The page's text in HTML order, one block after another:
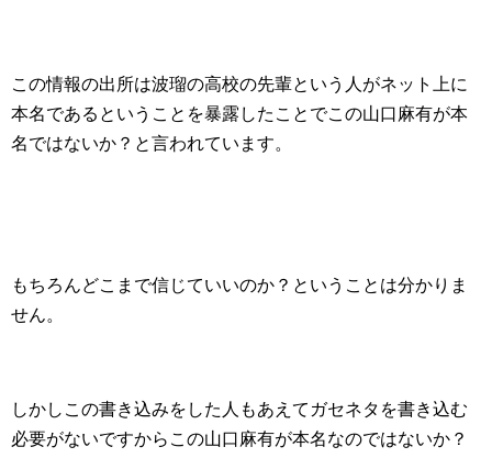
この情報の出所は波瑠の高校の先輩という人がネット上に
本名であるということを暴露したことでこの山口麻有が本
名ではないか？と言われています。
もちろんどこまで信じていいのか？ということは分かりま
せん。
しかしこの書き込みをした人もあえてガセネタを書き込む
必要がないですからこの山口麻有が本名なのではないか？